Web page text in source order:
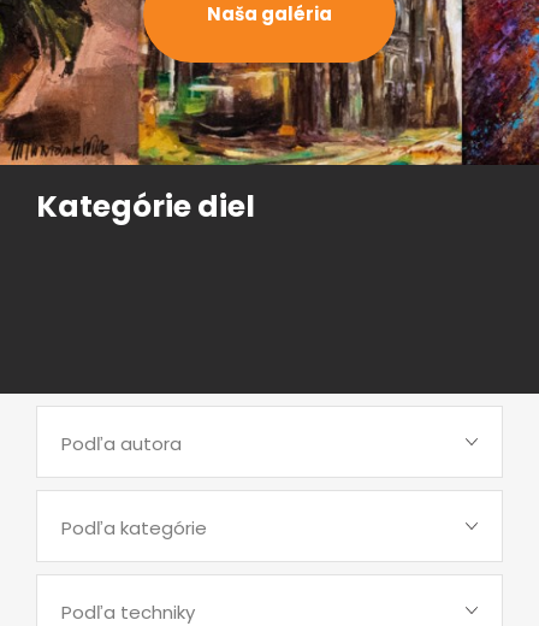
Naša galéria
Kategórie diel
Podľa autora
Podľa kategórie
Podľa techniky